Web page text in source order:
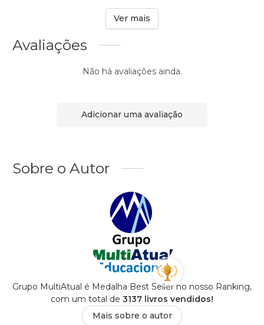
Ver mais
Avaliações
Não há avaliações ainda.
Adicionar uma avaliação
Sobre o Autor
Grupo MultiAtual é Medalha Best Seller no nosso Ranking,
com um total de 3137 livros vendidos!
Mais sobre o autor